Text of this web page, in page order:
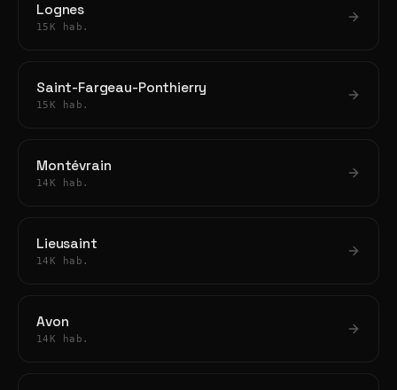
Lognes
15K hab.
Saint-Fargeau-Ponthierry
15K hab.
Montévrain
14K hab.
Lieusaint
14K hab.
Avon
14K hab.